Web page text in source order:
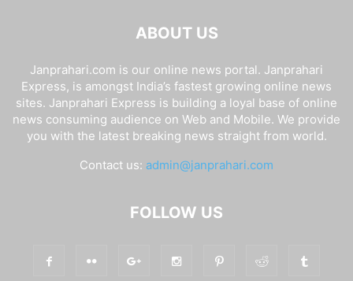
ABOUT US
Janprahari.com is our online news portal. Janprahari
Express, is amongst India’s fastest growing online news
sites. Janprahari Express is building a loyal base of online
news consuming audience on Web and Mobile. We provide
you with the latest breaking news straight from world.
Contact us: admin@janprahari.com
FOLLOW US